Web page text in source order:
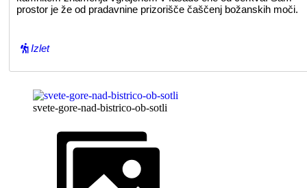
prostor je že od pradavnine prizorišče čaščenj božanskih moči.
Izlet
svete-gore-nad-bistrico-ob-sotli